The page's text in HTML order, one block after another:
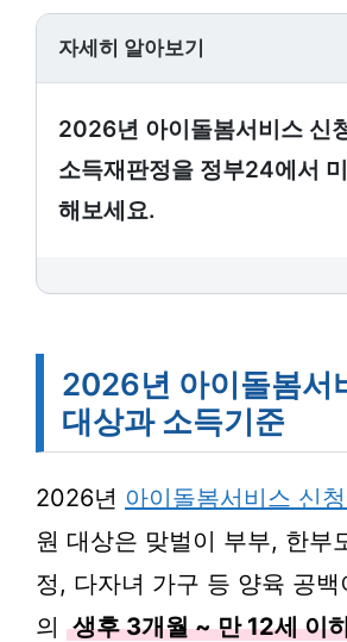
자세히 알아보기
2026년 아이돌봄서비스 신
소득재판정을 정부24에서
해보세요.
2026년 아이돌봄서
대상과 소득기준
2026년 아이돌봄서비스 신
원 대상은 맞벌이 부부, 한부
정, 다자녀 가구 등 양육 공백
의 생후 3개월 ~ 만 12세 이